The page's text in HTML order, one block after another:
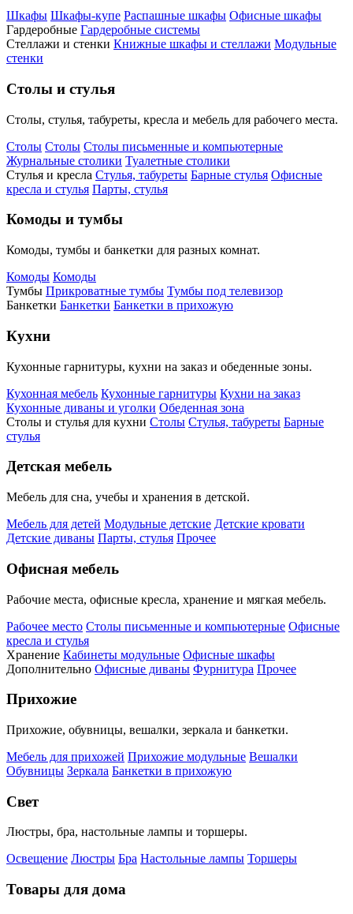
Шкафы Шкафы-купе Распашные шкафы Офисные шкафы
Гардеробные Гардеробные системы
Стеллажи и стенки Книжные шкафы и стеллажи Модульные
стенки
Столы и стулья
Столы, стулья, табуреты, кресла и мебель для рабочего места.
Столы Столы Столы письменные и компьютерные
Журнальные столики Туалетные столики
Стулья и кресла Стулья, табуреты Барные стулья Офисные
кресла и стулья Парты, стулья
Комоды и тумбы
Комоды, тумбы и банкетки для разных комнат.
Комоды Комоды
Тумбы Прикроватные тумбы Тумбы под телевизор
Банкетки Банкетки Банкетки в прихожую
Кухни
Кухонные гарнитуры, кухни на заказ и обеденные зоны.
Кухонная мебель Кухонные гарнитуры Кухни на заказ
Кухонные диваны и уголки Обеденная зона
Столы и стулья для кухни Столы Стулья, табуреты Барные
стулья
Детская мебель
Мебель для сна, учебы и хранения в детской.
Мебель для детей Модульные детские Детские кровати
Детские диваны Парты, стулья Прочее
Офисная мебель
Рабочие места, офисные кресла, хранение и мягкая мебель.
Рабочее место Столы письменные и компьютерные Офисные
кресла и стулья
Хранение Кабинеты модульные Офисные шкафы
Дополнительно Офисные диваны Фурнитура Прочее
Прихожие
Прихожие, обувницы, вешалки, зеркала и банкетки.
Мебель для прихожей Прихожие модульные Вешалки
Обувницы Зеркала Банкетки в прихожую
Свет
Люстры, бра, настольные лампы и торшеры.
Освещение Люстры Бра Настольные лампы Торшеры
Товары для дома